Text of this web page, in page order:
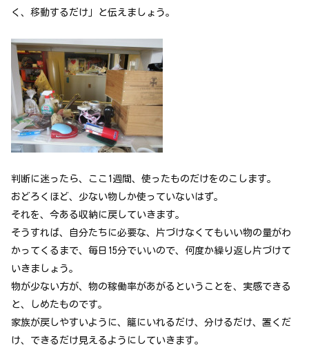
く、移動するだけ」と伝えましょう。
判断に迷ったら、ここ1週間、使ったものだけをのこします。
おどろくほど、少ない物しか使っていないはず。
それを、今ある収納に戻していきます。
そうすれば、自分たちに必要な、片づけなくてもいい物の量がわ
かってくるまで、毎日15分でいいので、何度か繰り返し片づけて
いきましょう。
物が少ない方が、物の稼働率があがるということを、実感できる
と、しめたものです。
家族が戻しやすいように、籠にいれるだけ、分けるだけ、置くだ
け、できるだけ見えるようにしていきます。